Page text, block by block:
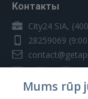
Контакты
City24 SIA,
28259069
Mums rūp